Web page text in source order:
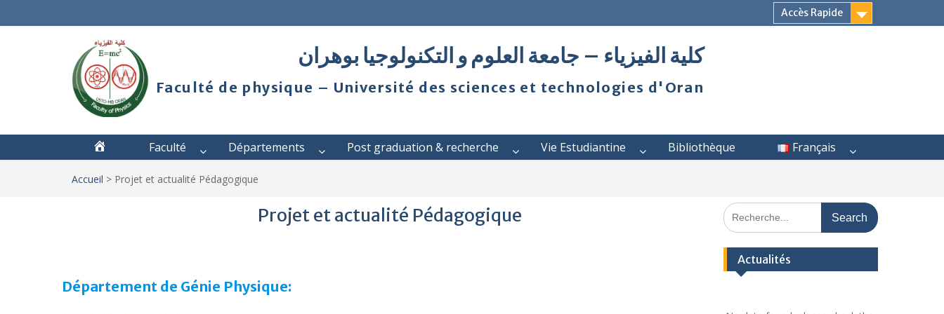
Accès Rapide
كلية الفيزياء – جامعة العلوم و التكنولوجيا بوهران
Faculté de physique – Université des sciences et technologies d'Oran
Faculté Départements Post graduation & recherche Vie Estudiantine Bibliothèque Français
Accueil > Projet et actualité Pédagogique
Projet et actualité Pédagogique
Département de Génie Physique:
Actualités